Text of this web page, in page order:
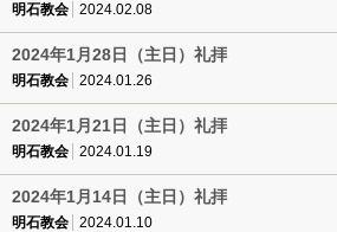
明石教会 2024.02.08
2024年1月28日（主日）礼拝
明石教会 2024.01.26
2024年1月21日（主日）礼拝
明石教会 2024.01.19
2024年1月14日（主日）礼拝
明石教会 2024.01.10